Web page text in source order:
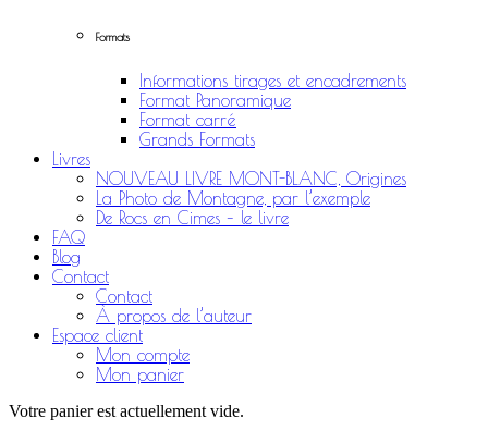
Formats
Informations tirages et encadrements
Format Panoramique
Format carré
Grands Formats
Livres
NOUVEAU LIVRE MONT-BLANC, Origines
La Photo de Montagne, par l’exemple
De Rocs en Cimes – le livre
FAQ
Blog
Contact
Contact
À propos de l’auteur
Espace client
Mon compte
Mon panier
Votre panier est actuellement vide.